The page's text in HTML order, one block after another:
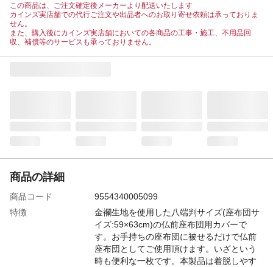
この商品は、ご注文確定後メーカーより配送いたします
カインズ実店舗での代行ご注文や出品者へのお取り寄せ依頼は承っておりま
せん。
また、購入後にカインズ実店舗においての各商品の工事・施工、不用品回
収、補償等のサービスも承っておりません。
商品の詳細
商品コード
9554340005099
特徴
金襴生地を使用した八端判サイズ(座布団サ
イズ:59×63cm)の仏前座布団用カバーで
す。お手持ちの座布団に被せるだけで仏前
座布団としてご使用頂けます。いざという
時も便利な一枚です。本製品は着脱しやす